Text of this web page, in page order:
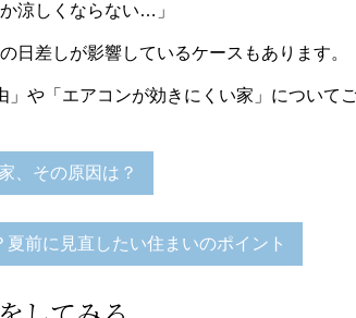
涼しくならない…」
日差しが影響しているケースもあります。
」や「エアコンが効きにくい家」について
、その原因は？
前に見直したい住まいのポイント